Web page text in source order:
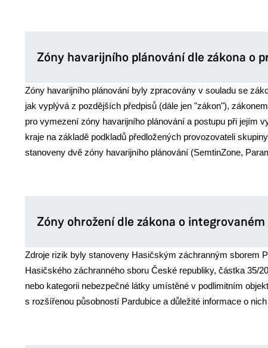
Zóny havarijního plánování dle zákona o
Zóny havarijního plánování byly zpracovány v souladu se
jak vyplývá z pozdějších předpisů (dále jen "zákon"),
pro vymezení zóny havarijního plánování a postupu při jejím
kraje na základě podkladů předložených provozovateli
stanoveny dvě zóny havarijního plánování (SemtinZone,
Zóny ohrožení dle zákona o
Zdroje rizik byly stanoveny Hasičským záchranným sborem
Hasičského záchranného sboru České republiky, částka 35/
nebo kategorii nebezpečné látky umístěné v podlimitním
s rozšířenou působností Pardubice a důležité informace o